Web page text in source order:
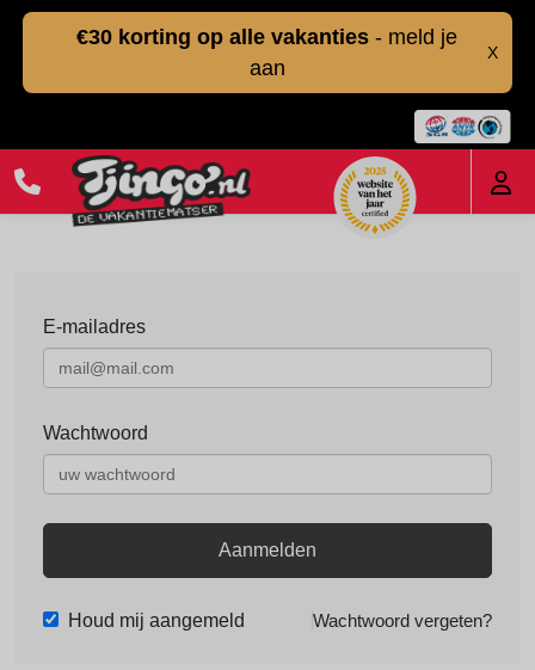
€30 korting op alle vakanties - meld je
aan
X
E-mailadres
Wachtwoord
Aanmelden
Houd mij aangemeld Wachtwoord vergeten?